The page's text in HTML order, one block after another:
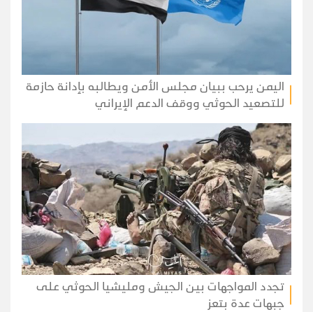
اليمن يرحب ببيان مجلس الأمن ويطالبه بإدانة حازمة
للتصعيد الحوثي ووقف الدعم الإيراني
تجدد المواجهات بين الجيش ومليشيا الحوثي على
جبهات عدة بتعز